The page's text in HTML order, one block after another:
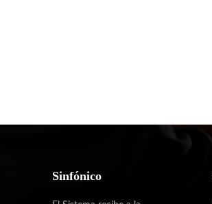
Sinfónico